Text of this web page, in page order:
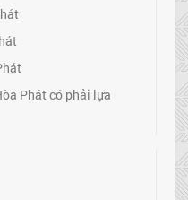
Phát có phải lựa